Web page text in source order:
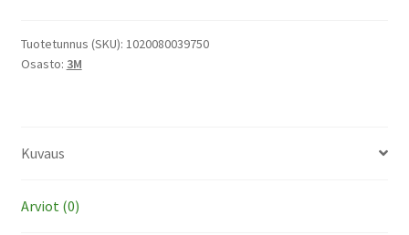
polttimo
ja
Tuotetunnus (SKU): 1020080039750
Osasto: 3M
Kuvaus
Arviot (0)